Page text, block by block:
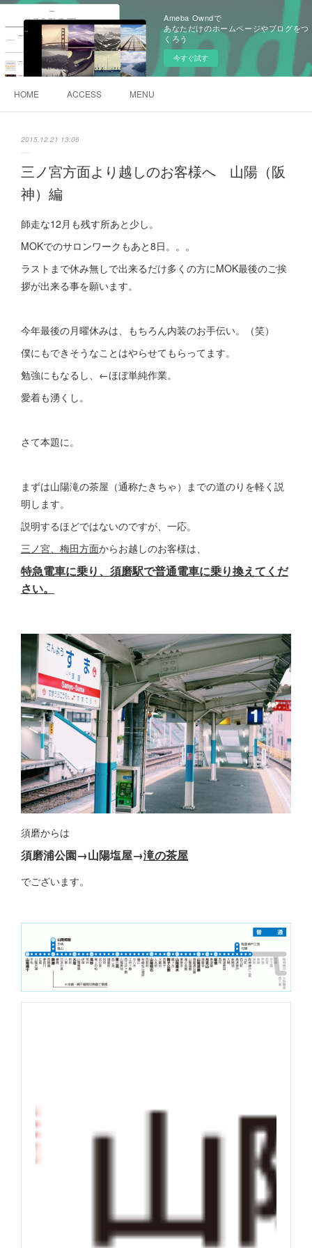
Ameba Owndで
あなただけのホームページやブログをつ
くろう
今すぐ試す
HOME ACCESS MENU
2015.12.21 13:06
三ノ宮方面より越しのお客様へ 山陽（阪
神）編
師走な12月も残す所あと少し。
MOKでのサロンワークもあと8日。。。
ラストまで休み無しで出来るだけ多くの方にMOK最後のご挨
拶が出来る事を願います。
今年最後の月曜休みは、もちろん内装のお手伝い。（笑）
僕にもできそうなことはやらせてもらってます。
勉強にもなるし、←ほぼ単純作業。
愛着も湧くし。
さて本題に。
まずは山陽滝の茶屋（通称たきちゃ）までの道のりを軽く説
明します。
説明するほどではないのですが、一応。
三ノ宮、梅田方面からお越しのお客様は、
特急電車に乗り、須磨駅で普通電車に乗り換えてくだ
さい。
須磨からは
須磨浦公園→山陽塩屋→滝の茶屋
でございます。